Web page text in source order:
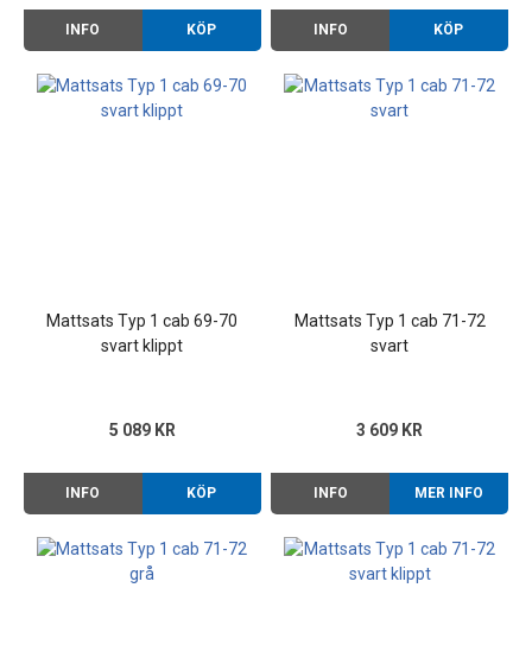
INFO KÖP INFO KÖP
Mattsats Typ 1 cab 69-70
svart klippt
5 089 KR
INFO KÖP
Mattsats Typ 1 cab 71-72
svart
3 609 KR
INFO MER INFO